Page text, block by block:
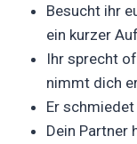
Besucht ihr
ein kurzer
Ihr sprecht
nimmt dich
Er
Dein Partner